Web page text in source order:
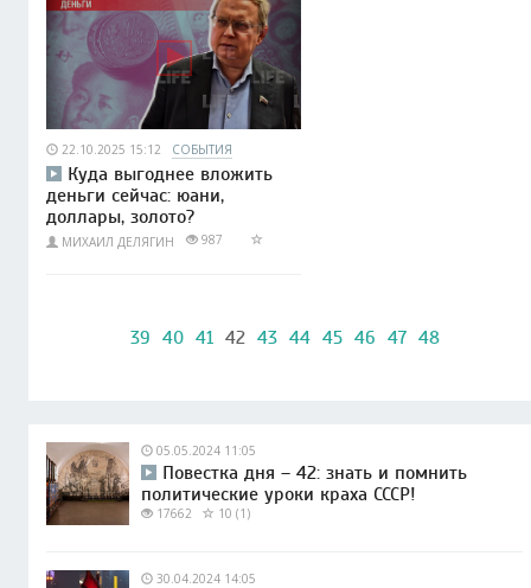
22.10.2025 15:12 СОБЫТИЯ
Куда выгоднее вложить
деньги сейчас: юани,
доллары, золото?
МИХАИЛ ДЕЛЯГИН 987
39 40 41 42 43 44 45 46 47 48
05.05.2024 11:05
Повестка дня – 42: знать и помнить
политические уроки краха СССР!
17662 10 (1)
30.04.2024 14:05